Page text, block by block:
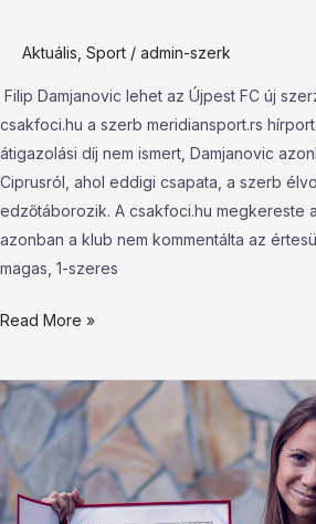
Aktuális Sport / admin-szerk
Filip Damjanovic lehet az Újpest FC új
csakfoci.hu a szerb meridiansport.rs
átigazolási díj nem ismert, Damjanovic
Ciprusról, ahol eddigi csapata, a szerb
edzőtáborozik. A csakfoci.hu megkereste
azonban a klub nem kommentálta az
magas, 1-szeres
Read More »
Instagramon
jelentette
be
közelgő
visszavonulását